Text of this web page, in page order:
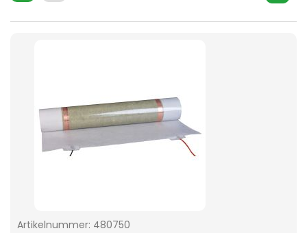
Artikelnummer: 480750